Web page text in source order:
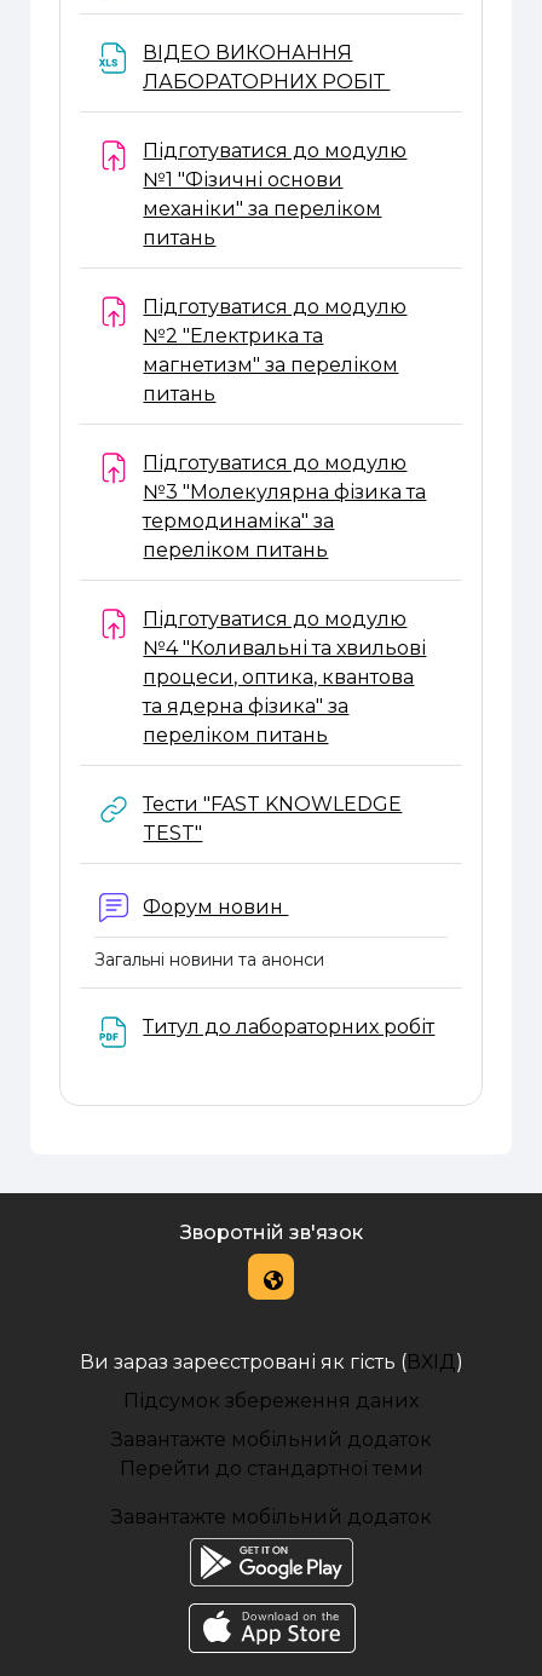
ВІДЕО ВИКОНАННЯ
ЛАБОРАТОРНИХ РОБІТ
Підготуватися до модулю
№1 "Фізичні основи
механіки" за переліком
питань
Підготуватися до модулю
№2 "Електрика та
магнетизм" за переліком
питань
Підготуватися до модулю
№3 "Молекулярна фізика та
термодинаміка" за
переліком питань
Підготуватися до модулю
№4 "Коливальні та хвильові
процеси, оптика, квантова
та ядерна фізика" за
переліком питань
Тести "FAST KNOWLEDGE
TEST"
Форум новин
Загальні новини та анонси
Титул до лабораторних робіт
Зворотній зв'язок
Ви зараз зареєстровані як гість (ВХІД)
Підсумок збереження даних
Завантажте мобільний додаток
Перейти до стандартної теми
Завантажте мобільний додаток